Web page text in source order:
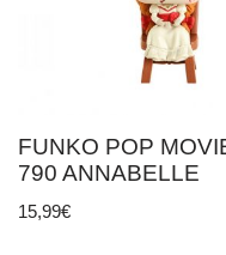
FUNKO POP
790 ANNABELLE
15,99€